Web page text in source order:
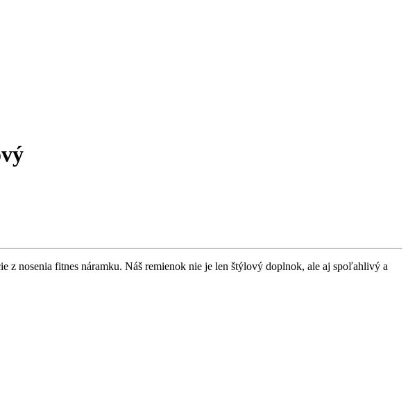
nosenia fitnes náramku. Náš remienok nie je len štýlový doplnok, ale aj spoľahlivý a